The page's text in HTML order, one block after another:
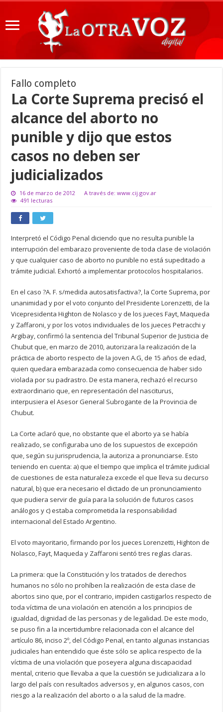
Fallo completo
La Corte Suprema precisó el
alcance del aborto no
punible y dijo que estos
casos no deben ser
judicializados
16 de marzo de 2012
A través de: www.cij.gov.ar
491 lecturas
Interpretó el Código Penal diciendo que no resulta punible la
interrupción del embarazo proveniente de toda clase de violación
y que cualquier caso de aborto no punible no está supeditado a
trámite judicial. Exhortó a implementar protocolos hospitalarios.
En el caso ?A. F. s/medida autosatisfactiva?, la Corte Suprema, por
unanimidad y por el voto conjunto del Presidente Lorenzetti, de la
Vicepresidenta Highton de Nolasco y de los jueces Fayt, Maqueda
y Zaffaroni, y por los votos individuales de los jueces Petracchi y
Argibay, confirmó la sentencia del Tribunal Superior de Justicia de
Chubut que, en marzo de 2010, autorizara la realización de la
práctica de aborto respecto de la joven A.G, de 15 años de edad,
quien quedara embarazada como consecuencia de haber sido
violada por su padrastro. De esta manera, rechazó el recurso
extraordinario que, en representación del nasciturus,
interpusiera el Asesor General Subrogante de la Provincia de
Chubut.
La Corte aclaró que, no obstante que el aborto ya se había
realizado, se configuraba uno de los supuestos de excepción
que, según su jurisprudencia, la autoriza a pronunciarse. Esto
teniendo en cuenta: a) que el tiempo que implica el trámite judicial
de cuestiones de esta naturaleza excede el que lleva su decurso
natural, b) que era necesario el dictado de un pronunciamiento
que pudiera servir de guía para la solución de futuros casos
análogos y c) estaba comprometida la responsabilidad
internacional del Estado Argentino.
El voto mayoritario, firmando por los jueces Lorenzetti, Highton de
Nolasco, Fayt, Maqueda y Zaffaroni sentó tres reglas claras.
La primera: que la Constitución y los tratados de derechos
humanos no sólo no prohíben la realización de esta clase de
abortos sino que, por el contrario, impiden castigarlos respecto de
toda víctima de una violación en atención a los principios de
igualdad, dignidad de las personas y de legalidad. De este modo,
se puso fin a la incertidumbre relacionada con el alcance del
artículo 86, inciso 2º, del Código Penal, en tanto algunas instancias
judiciales han entendido que éste sólo se aplica respecto de la
víctima de una violación que poseyera alguna discapacidad
mental, criterio que llevaba a que la cuestión se judicializara a lo
largo del país con resultados adversos y, en algunos casos, con
riesgo a la realización del aborto o a la salud de la madre.